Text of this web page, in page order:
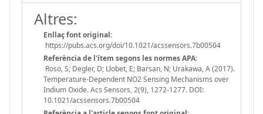
Altres:
Enllaç font original:
https://pubs.acs.org/doi/10.1021/acssensors.7b00504
Referència de l'ítem segons les normes APA:
Roso, S; Degler, D; Llobet, E; Barsan, N; Urakawa, A (2017).
Temperature-Dependent NO2 Sensing Mechanisms over
Indium Oxide. Acs Sensors, 2(9), 1272-1277. DOI:
10.1021/acssensors.7b00504